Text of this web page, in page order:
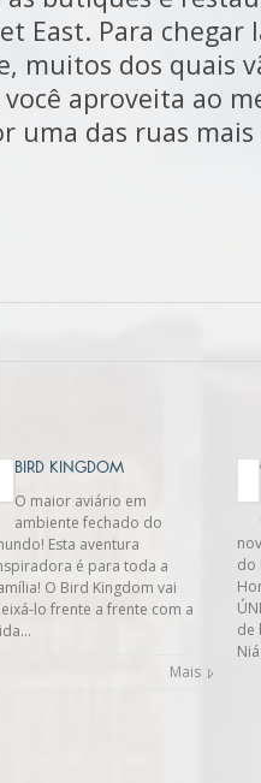
East. Para chegar
muitos dos quais
aproveita ao
uma das ruas
BIRD KINGDOM
O maior aviário em
ambiente fechado do
Esta aventura
é para toda a
O Bird Kingdom vai
lo frente a frente com a
Mais
do
de